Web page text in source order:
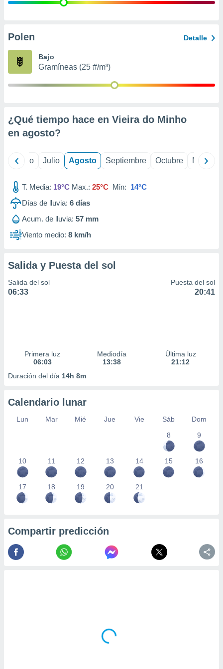
e
publicidad
Polen Detalle
Bajo
Gramíneas (25 #/m³)
¿Qué tiempo hace en Vieira do Minho
en agosto?
Junio Julio Agosto Septiembre Octubre
T. Media: 19°C Max.: 25°C Min: 14°C
Días de lluvia: 6 días
Acum. de lluvia: 57 mm
Viento medio: 8 km/h
Salida y Puesta del sol
Salida del sol
06:33
Puesta del sol
20:41
Primera luz
06:03
Mediodía
13:38
Última luz
21:12
Duración del día 14h 8m
Calendario lunar
Lun Mar Mié Jue Vie Sáb
Dom
8
9
10 11 12 13 14 15 16
17 18 19 20 21
Compartir predicción